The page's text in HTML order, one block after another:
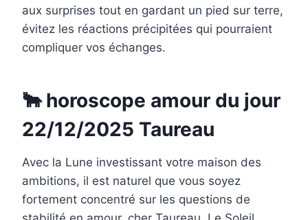
aux surprises tout en gardant un pied sur terre,
évitez les réactions précipitées qui pourraient
compliquer vos échanges.
🐂 horoscope amour du jour
22/12/2025 Taureau
Avec la Lune investissant votre maison des
ambitions, il est naturel que vous soyez
fortement concentré sur les questions de